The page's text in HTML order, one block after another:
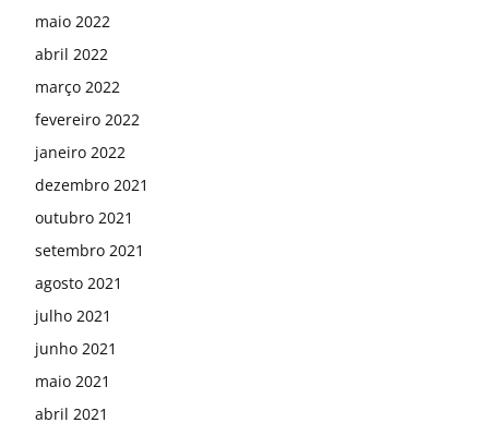
maio 2022
abril 2022
março 2022
fevereiro 2022
janeiro 2022
dezembro 2021
outubro 2021
setembro 2021
agosto 2021
julho 2021
junho 2021
maio 2021
abril 2021